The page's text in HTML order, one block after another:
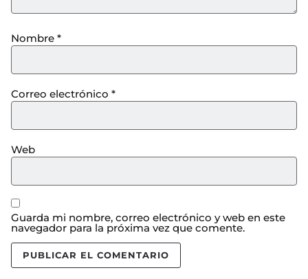
Nombre *
Correo electrónico *
Web
Guarda mi nombre, correo electrónico y web en este
navegador para la próxima vez que comente.